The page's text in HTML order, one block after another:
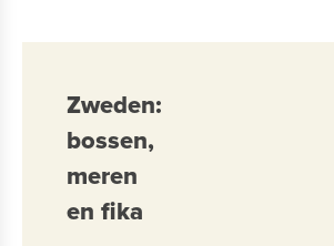
Zweden:
bossen,
meren
en fika